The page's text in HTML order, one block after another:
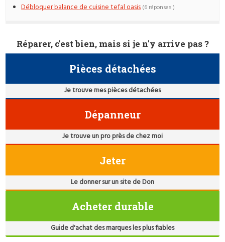
Débloquer balance de cuisine tefal oasis (6 réponses )
Réparer, c'est bien, mais si je n'y arrive pas ?
Pièces détachées
Je trouve mes pièces détachées
Dépanneur
Je trouve un pro près de chez moi
Jeter
Le donner sur un site de Don
Acheter durable
Guide d'achat des marques les plus fiables